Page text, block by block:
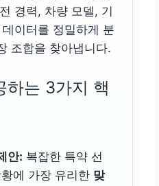
경력, 차량 모델, 기
이터를 정밀하게 분
조합을 찾아냅니다.
하는 3가지 핵
안: 복잡한 특약 선
에 가장 유리한 맞